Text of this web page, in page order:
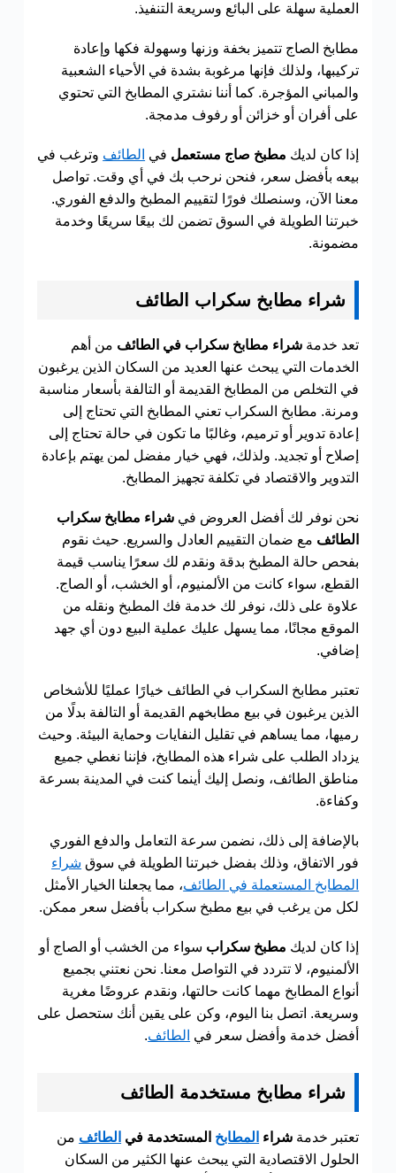
العملية سهلة على البائع وسريعة التنفيذ.
مطابخ الصاج تتميز بخفة وزنها وسهولة فكها وإعادة
تركيبها، ولذلك فإنها مرغوبة بشدة في الأحياء الشعبية
والمباني المؤجرة. كما أننا نشتري المطابخ التي تحتوي
على أفران أو خزائن أو رفوف مدمجة.
إذا كان لديك مطبخ صاج مستعمل في الطائف وترغب في
بيعه بأفضل سعر، فنحن نرحب بك في أي وقت. تواصل
معنا الآن، وسنصلك فورًا لتقييم المطبخ والدفع الفوري.
خبرتنا الطويلة في السوق تضمن لك بيعًا سريعًا وخدمة
مضمونة.
شراء مطابخ سكراب الطائف
تعد خدمة شراء مطابخ سكراب في الطائف من أهم
الخدمات التي يبحث عنها العديد من السكان الذين يرغبون
في التخلص من المطابخ القديمة أو التالفة بأسعار مناسبة
ومرنة. مطابخ السكراب تعني المطابخ التي تحتاج إلى
إعادة تدوير أو ترميم، وغالبًا ما تكون في حالة تحتاج إلى
إصلاح أو تجديد. ولذلك، فهي خيار مفضل لمن يهتم بإعادة
التدوير والاقتصاد في تكلفة تجهيز المطابخ.
نحن نوفر لك أفضل العروض في شراء مطابخ سكراب
الطائف مع ضمان التقييم العادل والسريع. حيث نقوم
بفحص حالة المطبخ بدقة ونقدم لك سعرًا يناسب قيمة
القطع، سواء كانت من الألمنيوم، أو الخشب، أو الصاج.
علاوة على ذلك، نوفر لك خدمة فك المطبخ ونقله من
الموقع مجانًا، مما يسهل عليك عملية البيع دون أي جهد
إضافي.
تعتبر مطابخ السكراب في الطائف خيارًا عمليًا للأشخاص
الذين يرغبون في بيع مطابخهم القديمة أو التالفة بدلًا من
رميها، مما يساهم في تقليل النفايات وحماية البيئة. وحيث
يزداد الطلب على شراء هذه المطابخ، فإننا نغطي جميع
مناطق الطائف، ونصل إليك أينما كنت في المدينة بسرعة
وكفاءة.
بالإضافة إلى ذلك، نضمن سرعة التعامل والدفع الفوري
فور الاتفاق، وذلك بفضل خبرتنا الطويلة في سوق شراء
المطابخ المستعملة في الطائف، مما يجعلنا الخيار الأمثل
لكل من يرغب في بيع مطبخ سكراب بأفضل سعر ممكن.
إذا كان لديك مطبخ سكراب سواء من الخشب أو الصاج أو
الألمنيوم، لا تتردد في التواصل معنا. نحن نعتني بجميع
أنواع المطابخ مهما كانت حالتها، ونقدم عروضًا مغرية
وسريعة. اتصل بنا اليوم، وكن على يقين أنك ستحصل على
أفضل خدمة وأفضل سعر في الطائف.
شراء مطابخ مستخدمة الطائف
تعتبر خدمة شراء المطابخ المستخدمة في الطائف من
الحلول الاقتصادية التي يبحث عنها الكثير من السكان